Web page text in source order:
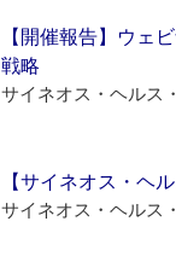
【開催報告】ウェ
戦略
サイネオス・ヘルス
【サイネオス・ヘ
サイネオス・ヘルス